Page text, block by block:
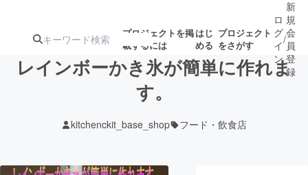
プロジェクトを掲
載するには
はじ
める
プロジェクト
をさがす
ターン
ジェクト
募集終了が近いプ
ロジェクト
ロ
グ
イ
ン
/
新
規
会
員
登
録
レインボーかき氷が簡単に作れま
す。
kitchenckit_base_shop フード・飲食店